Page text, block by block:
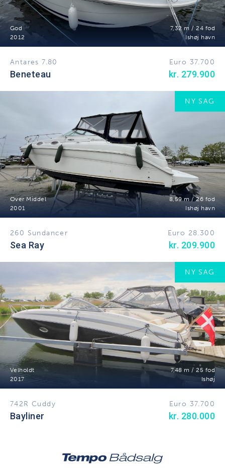
God
7,32 m / 24 fod
2012
Ishøj havn
Antares 7.80 Euro 37.700
Beneteau kr. 279.900
NY SAG
Over Middel
8,59 m / 26 fod
2001
Ishøj havn
260 Sundancer Euro 28.300
Sea Ray kr. 209.900
NY SAG
Velholdt
7,48 m / 25 fod
2017
Ishøj
742R Cuddy Euro 37.700
Bayliner kr. 280.000